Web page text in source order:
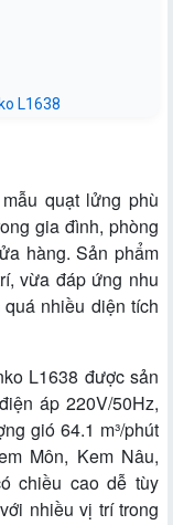
L1638
quạt lửng phù
gia đình, phòng
hàng. Sản phẩm
vừa đáp ứng nhu
nhiều diện tích
L1638 được sản
áp 220V/50Hz,
gió 64.1 m³/phút
Môn, Kem Nâu,
chiều cao dễ tùy
nhiều vị trí trong